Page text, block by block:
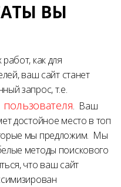
ВЫ
как для
ваш сайт станет
запрос, т.е.
. Ваш
достойное место в топ
мы предложим. Мы
методы поискового
что ваш сайт